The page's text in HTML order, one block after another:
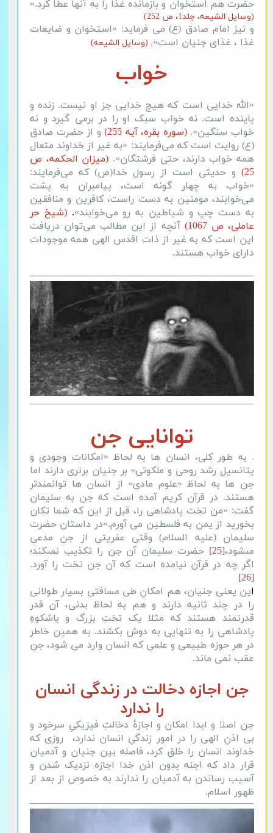
حضرت هم استخوان و بازمانده غذا را به آنها عطا کرد.»
(وسایل الشیعه، جلد1، ص 252)
و نیز امام صادق (ع) می فرماید: «استخوان و ضایعات
غذا ، غذای جنیان است». (وسایل الشیعه)
خواب
«الله خدایی است که هیچ خدایی جز او نیست. زنده و
پاینده است. نه خواب سبک او را در برمی گیرد و نه
خواب سنگین».(سوره بقره، آیه 255)
و از حضرت صادق
(ع) روایت است که می‌فرمایند: «به غیر از خداوند متعال
همه خواب دارند، حتی فرشتگان». (میزان الحکمه، ص
25)
و حدیثی است از رسول خدا(ص) که می‌فرمایند:
«خواب به چهار گونه است، پیامبران به پشت
می‌خوابند، مومنین به دست راست، کافرین و منافقین
به دست چپ و شیاطین به رو می‌خوابند».(شیخ حر
عاملی، ص 1067)
آنچه از این مطالب می‌توان دریافت
این است که به غیر از ذات اقدس الهی همه موجودات
دارای خواب هستند.
توانایی جن
. به طور کلی، انسان ها به لحاظ «امکانات وجودی و
پتانسیل رشد روحی و ملکوتی» بر جنیان برتری دارند اما
جن ها به لحاظ «علوم مادی» از انسان ها توانمندتر
هستند. در قرآن کریم آمده است که جن به سلیمان
گفت: «من تخت پادشاهی را، قبل از این که شما تکان
بخورید از یمن به فلسطین می آورم.»در داستان حضرت
سلیمان (علیه السلام) وقتى عفریتى از جن مدعى
مى‏شود،[25]
حضرت سلیمان آن جن را تکذیب نمى‏کند؛
اگر چه در قرآن نیامده است که آن جن تخت را آورد.
[26]
این یعنی جنیان، هم امکانِ طی مسافتی بسیار طولانی
را در چند ثانیه دارند و هم به لحاظ بدنی، آن قدر
قدرتمند هستند که مثلا یک تختِ بزرگ و باشکوهِ
پادشاهی را به تنهایی به دوش بکشند. به همین خاطر
در هر حوزه طبیعی و علمی که انسان وارد می شود، جن
عقب نمی ماند.
جن اجازه دخالت در زندگی انسان
را ندارد
جن اصلا و ابدا امکان و اجازۀ دخالتِ فیزیکیِ سرخود و
بی اذنِ الهی را در امور زندگیِ انسان ندارد، روزی که
خداوند انسان را خلق کرد، فاصله بین جنیان و آدمیان
قرار داد که اجنه بدون اذن خدا اجازه نزدیک شدن و
آسیب رساندن به آدمیان را ندارند به خصوص از بعد از
ظهور اسلام.